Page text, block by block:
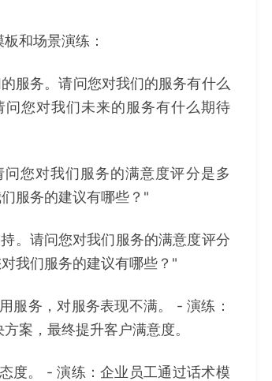
和场景演练：
服务。请问您对我们的服务有什么
您对我们未来的服务有什么期待
您对我们服务的满意度评分是多
服务的建议有哪些？"
。请问您对我们服务的满意度评分
我们服务的建议有哪些？"
服务，对服务表现不满。 - 演练：
案，最终提升客户满意度。
度。 - 演练：企业员工通过话术模